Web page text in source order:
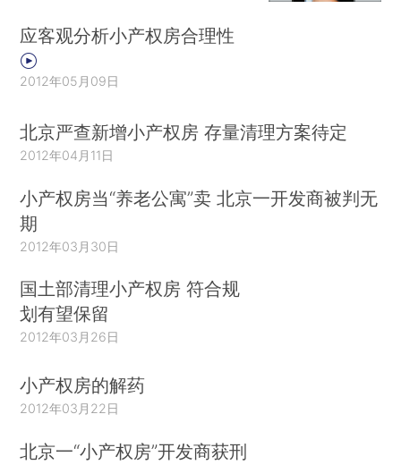
应客观分析小产权房合理性
2012年05月09日
北京严查新增小产权房 存量清理方案待定
2012年04月11日
小产权房当“养老公寓”卖 北京一开发商被判无
期
2012年03月30日
国土部清理小产权房 符合规
划有望保留
2012年03月26日
小产权房的解药
2012年03月22日
北京一“小产权房”开发商获刑